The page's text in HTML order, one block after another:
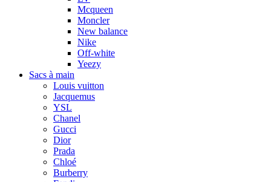
Mcqueen
Moncler
New balance
Nike
Off-white
Yeezy
Sacs à main
Louis vuitton
Jacquemus
YSL
Chanel
Gucci
Dior
Prada
Chloé
Burberry